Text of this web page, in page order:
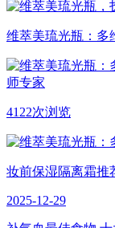
维萃美琉光瓶：多
师专家
4122次浏览
妆前保湿隔离霜推
2025-12-29